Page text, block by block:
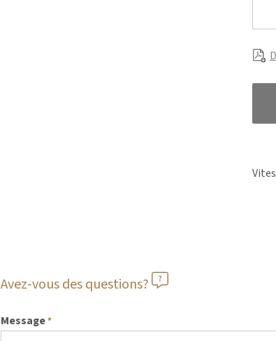
Avez-vous des questions?
Message*